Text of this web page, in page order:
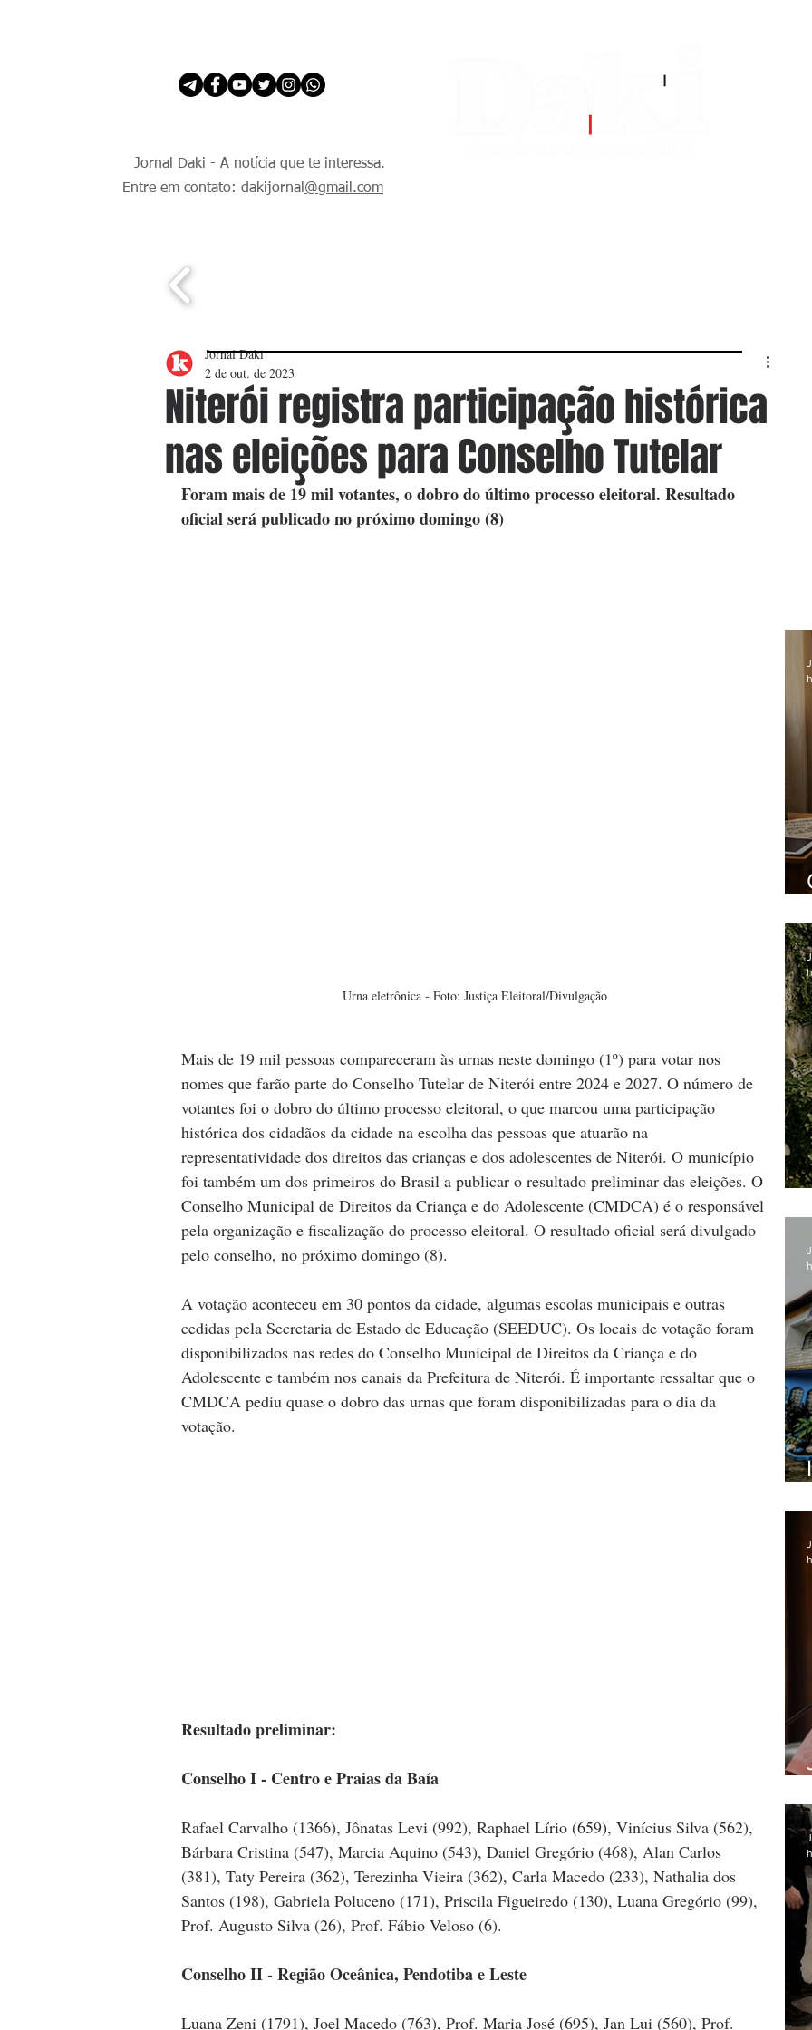
Jornal Daki - A notícia que te interessa.
Entre em contato: dakijornal @gmail.com
Niterói registra participação histórica
nas eleições para Conselho Tutelar
Jornal Daki
2 de out. de 2023
Foram mais de 19 mil votantes, o dobro do último processo eleitoral. Resultado
oficial será publicado no próximo domingo (8)
Urna eletrônica - Foto: Justiça Eleitoral/Divulgação
Mais de 19 mil pessoas compareceram às urnas neste domingo (1º) para votar nos
nomes que farão parte do Conselho Tutelar de Niterói entre 2024 e 2027. O número de
votantes foi o dobro do último processo eleitoral, o que marcou uma participação
histórica dos cidadãos da cidade na escolha das pessoas que atuarão na
representatividade dos direitos das crianças e dos adolescentes de Niterói. O município
foi também um dos primeiros do Brasil a publicar o resultado preliminar das eleições. O
Conselho Municipal de Direitos da Criança e do Adolescente (CMDCA) é o responsável
pela organização e fiscalização do processo eleitoral. O resultado oficial será divulgado
pelo conselho, no próximo domingo (8).
A votação aconteceu em 30 pontos da cidade, algumas escolas municipais e outras
cedidas pela Secretaria de Estado de Educação (SEEDUC). Os locais de votação foram
disponibilizados nas redes do Conselho Municipal de Direitos da Criança e do
Adolescente e também nos canais da Prefeitura de Niterói. É importante ressaltar que o
CMDCA pediu quase o dobro das urnas que foram disponibilizadas para o dia da
votação.
Resultado preliminar:
Conselho I - Centro e Praias da Baía
Rafael Carvalho (1366), Jônatas Levi (992), Raphael Lírio (659), Vinícius Silva (562),
Bárbara Cristina (547), Marcia Aquino (543), Daniel Gregório (468), Alan Carlos
(381), Taty Pereira (362), Terezinha Vieira (362), Carla Macedo (233), Nathalia dos
Santos (198), Gabriela Poluceno (171), Priscila Figueiredo (130), Luana Gregório (99),
Prof. Augusto Silva (26), Prof. Fábio Veloso (6).
Conselho II - Região Oceânica, Pendotiba e Leste
Luana Zeni (1791), Joel Macedo (763), Prof. Maria José (695), Jan Lui (560), Prof.